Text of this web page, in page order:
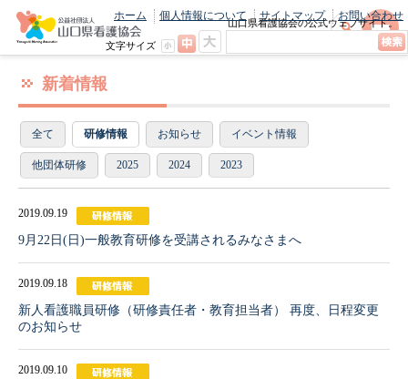
山口県看護協会の公式ウェブサイト。
最新のニュースやお知らせをいち早くお
ホーム 個人情報について サイトマップ お問い合わせ
文字サイズ
新着情報
全て 研修情報 お知らせ イベント情報
他団体研修 2025 2024 2023
2019.09.19
9月22日(日)一般教育研修を受講されるみなさまへ
2019.09.18
新人看護職員研修（研修責任者・教育担当者） 再度、日程変更
のお知らせ
2019.09.10